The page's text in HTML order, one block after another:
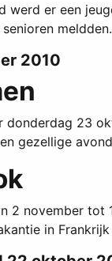
werd er een
meldden.
2010
donderdag 23
gezellige
2 november
in